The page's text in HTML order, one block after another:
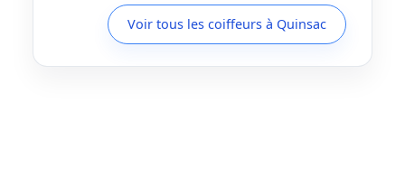
Voir tous les coiffeurs à Quinsac